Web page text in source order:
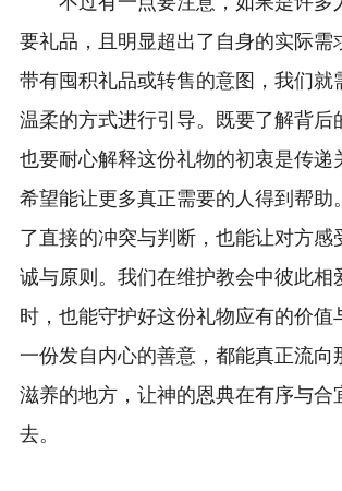
要礼品，且明显超出了自身的实际需
带有囤积礼品或转售的意图，我们就
温柔的方式进行引导。既要了解背后
也要耐心解释这份礼物的初衷是传递
希望能让更多真正需要的人得到帮助
了直接的冲突与判断，也能让对方感
诚与原则。我们在维护教会中彼此相
时，也能守护好这份礼物应有的价值
一份发自内心的善意，都能真正流向
滋养的地方，让神的恩典在有序与合
去。